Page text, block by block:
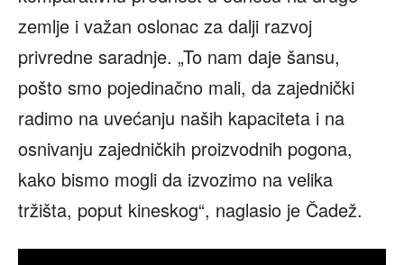
zemlje i važan oslonac za dalji razvoj
privredne saradnje. „To nam daje šansu,
pošto smo pojedinačno mali, da zajednički
radimo na uvećanju naših kapaciteta i na
osnivanju zajedničkih proizvodnih pogona,
kako bismo mogli da izvozimo na velika
tržišta, poput kineskog“, naglasio je Čadež.